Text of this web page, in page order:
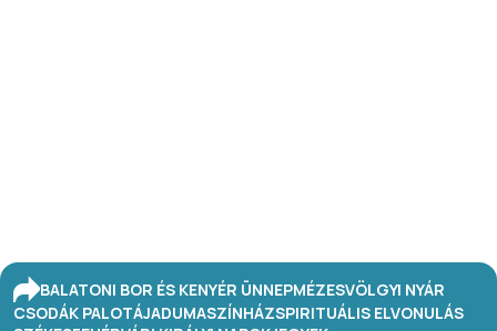
BALATONI BOR ÉS KENYÉR ÜNNEPMÉZESVÖLGYI NYÁR
CSODÁK PALOTÁJADUMASZÍNHÁZSPIRITUÁLIS ELVONULÁS